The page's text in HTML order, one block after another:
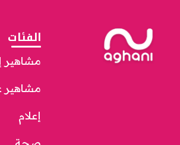
الفئات
مشاهير
مشاهير
إعلام